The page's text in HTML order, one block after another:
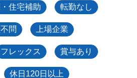
住宅補助 転勤なし
問 上場企業
フレックス 賞与あり
休日120日以上